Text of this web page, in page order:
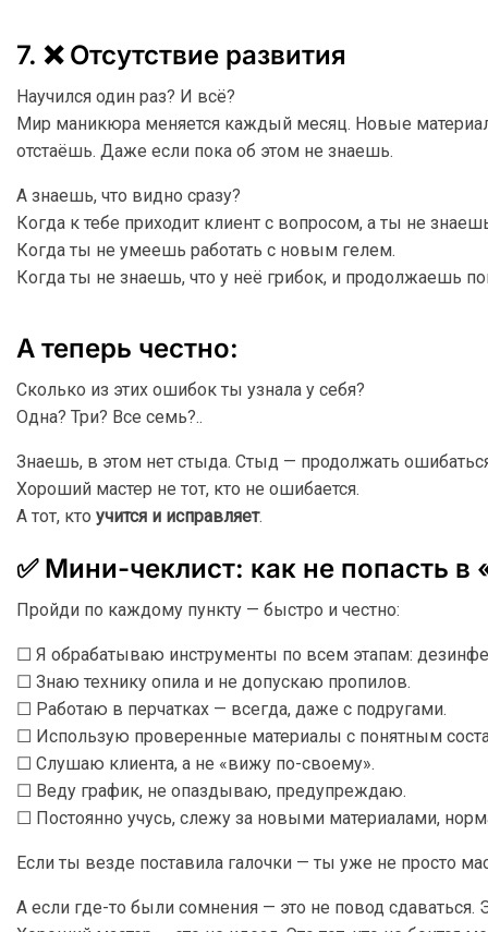
7. ❌ Отсутствие развития
Научился один раз? И всё?
Мир маникюра меняется каждый месяц. Новые
отстаёшь. Даже если пока об этом не знаешь.
А знаешь, что видно сразу?
Когда к тебе приходит клиент с вопросом, а ты не
Когда ты не умеешь работать с новым гелем.
Когда ты не знаешь, что у неё грибок, и продолжаешь
А теперь честно:
Сколько из этих ошибок ты узнала у себя?
Одна? Три? Все семь?..
Знаешь, в этом нет стыда. Стыд — продолжать
Хороший мастер не тот, кто не ошибается.
А тот, кто учится и исправляет.
✅ Мини-чеклист: как не попасть
Пройди по каждому пункту — быстро и честно:
☐ Я обрабатываю инструменты по всем этапам:
☐ Знаю технику опила и не допускаю пропилов.
☐ Работаю в перчатках — всегда, даже с подругами.
☐ Использую проверенные материалы с понятным
☐ Слушаю клиента, а не «вижу по-своему».
☐ Веду график, не опаздываю, предупреждаю.
☐ Постоянно учусь, слежу за новыми материалами,
Если ты везде поставила галочки — ты уже не просто
А если где-то были сомнения — это не повод сдаваться.